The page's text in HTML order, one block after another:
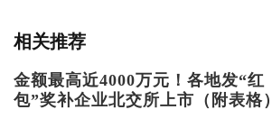
相关推荐
金额最高近4000万元！各地发“红
包”奖补企业北交所上市（附表格）